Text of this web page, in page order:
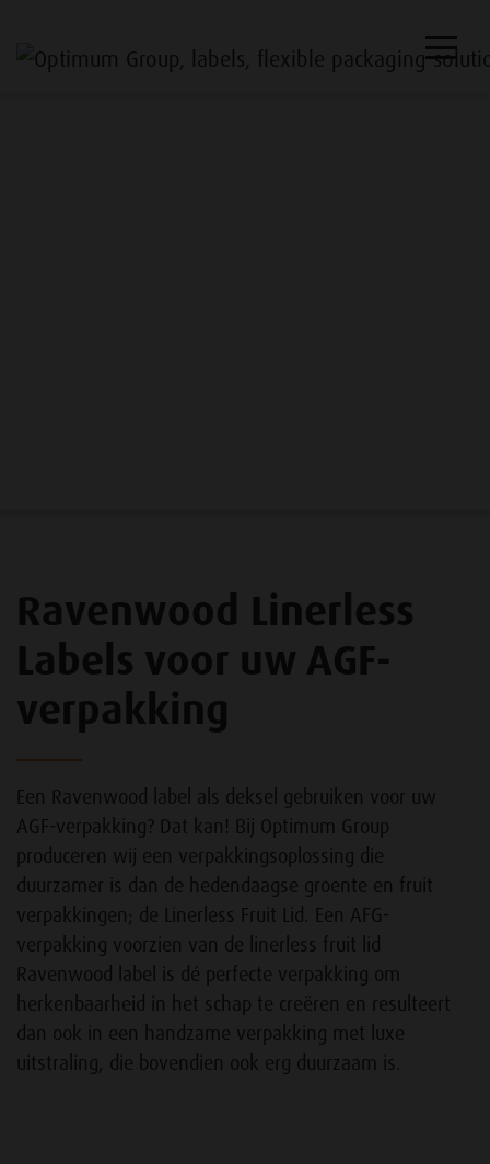
Ravenwood Linerless
Labels voor uw AGF-
verpakking
Een Ravenwood label als deksel gebruiken voor uw
AGF-verpakking? Dat kan! Bij Optimum Group
produceren wij een verpakkingsoplossing die
duurzamer is dan de hedendaagse groente en fruit
verpakkingen; de Linerless Fruit Lid. Een AFG-
verpakking voorzien van de linerless fruit lid
Ravenwood label is dé perfecte verpakking om
herkenbaarheid in het schap te creëren en resulteert
dan ook in een handzame verpakking met luxe
uitstraling, die bovendien ook erg duurzaam is.